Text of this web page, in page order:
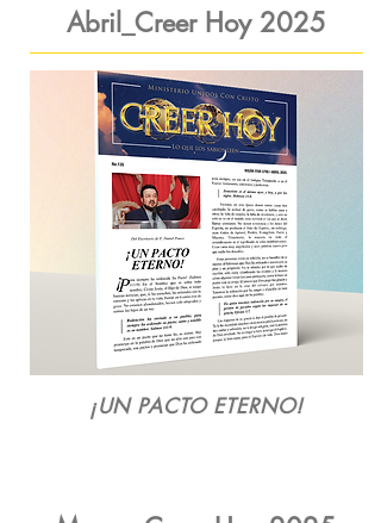
Abril_Creer Hoy 2025
¡UN PACTO ETERNO!